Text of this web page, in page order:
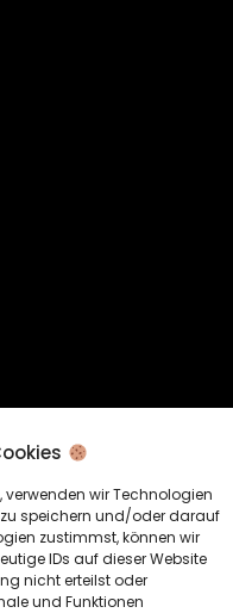
verwenden wir Technologien
speichern und/oder darauf
zustimmst, können wir
IDs auf dieser Website
nicht erteilst oder
und Funktionen